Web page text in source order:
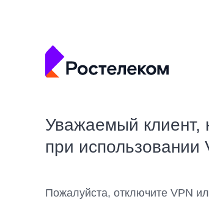
Уважаемый клиент,
при использовании
Пожалуйста, отключите VPN